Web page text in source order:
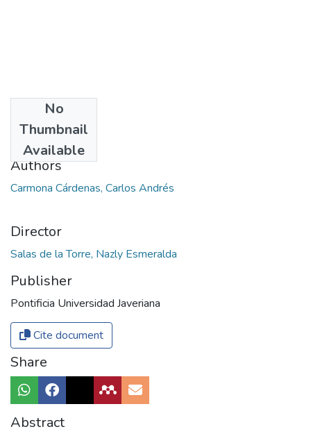
No
Thumbnail
Available
2021
Authors
Carmona Cárdenas, Carlos Andrés
Director
Salas de la Torre, Nazly Esmeralda
Publisher
Pontificia Universidad Javeriana
Cite document
Share
Abstract